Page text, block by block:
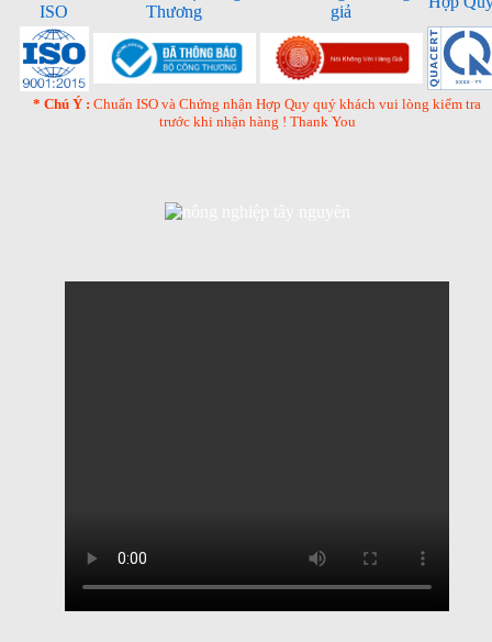
ISO
Thương
giả
* Chú Ý : Chuẩn ISO và Chứng nhận Hợp Quy quý khách vui lòng kiểm tra
trước khi nhận hàng ! Thank You